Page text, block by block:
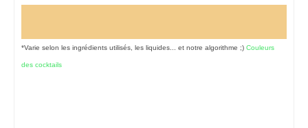
*Varie selon les ingrédients utilisés, les liquides... et notre algorithme ;) Couleurs
des cocktails